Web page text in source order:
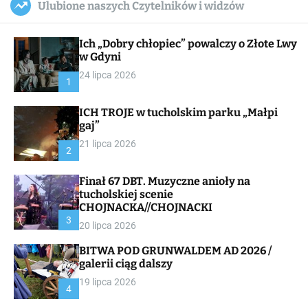
c
a
a
s
W
i
e
l
c
Ulubione naszych Czytelników i widzów
1
Ich „Dobry chłopiec” powalczy o Złote Lwy
w Gdyni
24 lipca 2026
2
ICH TROJE w tucholskim parku „Małpi
gaj”
21 lipca 2026
3
Finał 67 DBT. Muzyczne anioły na
tucholskiej scenie
CHOJNACKA//CHOJNACKI
20 lipca 2026
4
BITWA POD GRUNWALDEM AD 2026 /
galerii ciąg dalszy
19 lipca 2026